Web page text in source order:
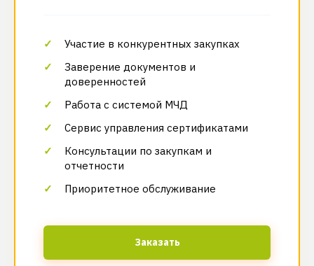
Участие в конкурентных закупках
Заверение документов и
доверенностей
Работа с системой МЧД
Сервис управления сертификатами
Консультации по закупкам и
отчетности
Приоритетное обслуживание
Заказать